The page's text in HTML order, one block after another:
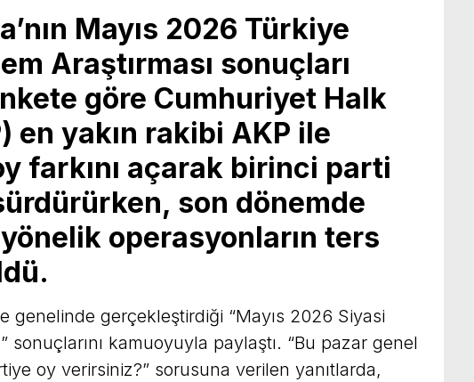
Mayıs 2026 Türkiye
Araştırması sonuçları
göre Cumhuriyet Halk
en yakın rakibi AKP ile
farkını açarak birinci parti
son dönemde
operasyonların ters
genelinde gerçekleştirdiği “Mayıs 2026 Siyasi
sonuçlarını kamuoyuyla paylaştı. “Bu pazar genel
oy verirsiniz?” sorusuna verilen yanıtlarda,